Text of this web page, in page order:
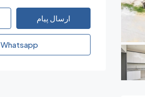
ارسال پیام
Whatsapp